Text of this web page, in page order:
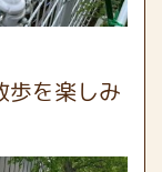
歩を楽しみ